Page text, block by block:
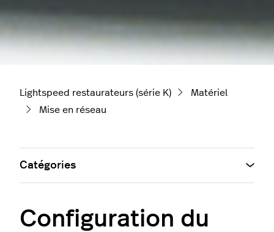
Lightspeed restaurateurs (série K)
Matériel
Mise en réseau
Configuration du
Catégories